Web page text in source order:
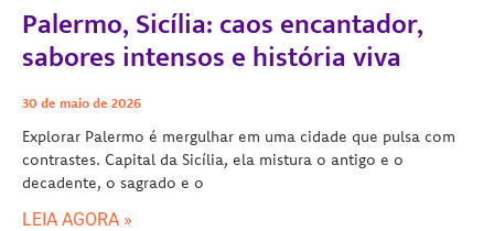
Palermo, Sicília: caos encantador,
sabores intensos e história viva
30 de maio de 2026
Explorar Palermo é mergulhar em uma cidade que pulsa com
contrastes. Capital da Sicília, ela mistura o antigo e o
decadente, o sagrado e o
LEIA AGORA »